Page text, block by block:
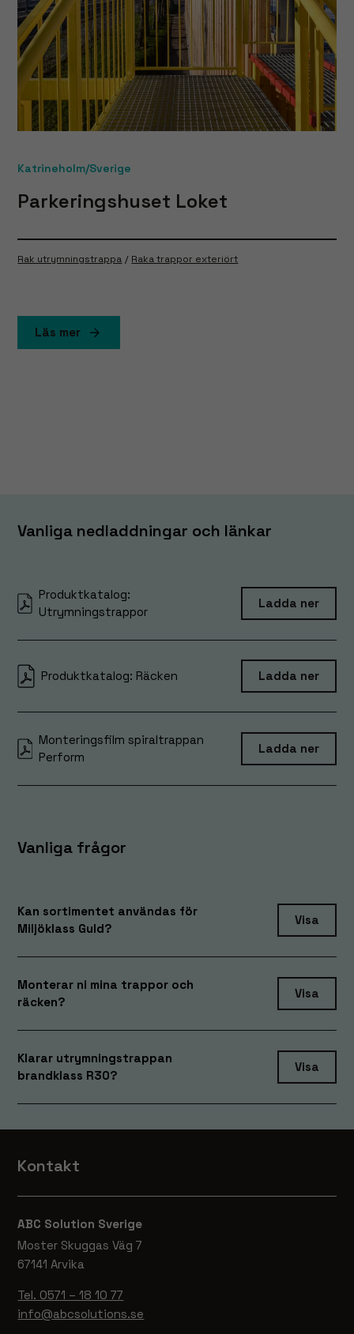
Katrineholm/Sverige
Parkeringshuset Loket
Rak utrymningstrappa Raka trappor exteriört
Läs mer
Vanliga nedladdningar och länkar
Produktkatalog:
Utrymningstrappor
Ladda ner
Produktkatalog: Räcken Ladda ner
Monteringsfilm spiraltrappan
Perform
Ladda ner
Vanliga frågor
Kan sortimentet användas för
Miljöklass Guld?
Visa
Monterar ni mina trappor och
räcken?
Visa
Klarar utrymningstrappan
brandklass R30?
Visa
Kontakt
ABC Solution Sverige
Moster Skuggas Väg 7
67141 Arvika
Tel. 0571 – 18 10 77
info@abcsolutions.se